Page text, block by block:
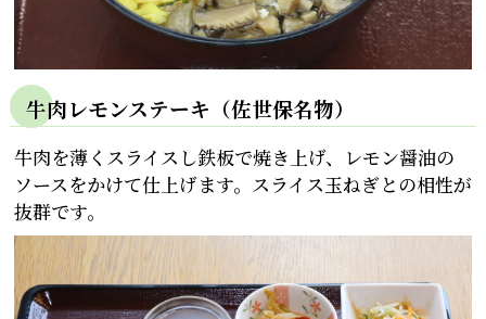
牛肉レモンステーキ（佐世保名物）
牛肉を薄くスライスし鉄板で焼き上げ、レモン醤油の
ソースをかけて仕上げます。スライス玉ねぎとの相性が
抜群です。